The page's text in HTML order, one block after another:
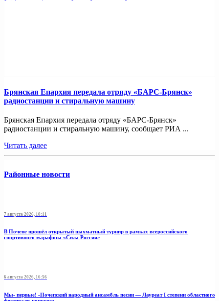
Брянская Епархия передала отряду «БАРС-Брянск»
радиостанции и стиральную машину
Брянская Епархия передала отряду «БАРС-Брянск»
радиостанции и стиральную машину, сообщает РИА ...
Читать далее
Районные новости
7 августа 2026, 10:11
В Почепе прошёл открытый шахматный турнир в рамках всероссийского
спортивного марафона «Сила России»
6 августа 2026, 16:56
Мы- первые! -Почепский народный ансамбль песни — Лауреат I степени областного